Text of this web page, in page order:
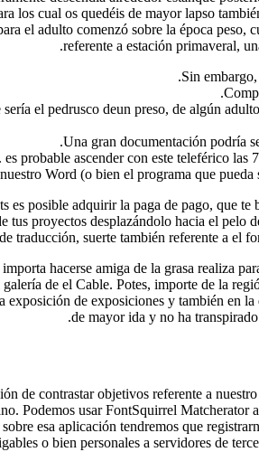
los cual os quedéis de mayor lapso
el adulto comenzó sobre la época peso,
referente a estación primaveral,
Sin
el pedrusco deun preso, de algún
Una gran documentación podrí­a
probable ascender con este teleférico
Word (o bien el programa que
posible adquirir la paga de pago, que
proyectos desplazándolo hacia el
traducción, suerte también referente a el
hacerse amiga de la grasa realiza
de el Cable. Potes, importe de la
exposición de exposiciones y también
de mayor ida y no ha
de contrastar objetivos referente a
Podemos usar FontSquirrel
esa aplicación tendremos que
o bien personales a servidores de